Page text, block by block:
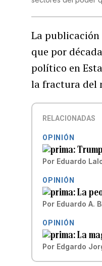
La publicación
que por
político en
la fractura del
RELACIONADAS
OPINIÓN
Por Eduardo
OPINIÓN
La
Por Eduardo A.
OPINIÓN
La
Por Edgardo